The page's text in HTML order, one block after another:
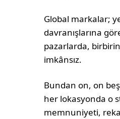
Global markalar;
davranışlarına
pazarlarda,
imkânsız.
Bundan on, on
her lokasyonda o
memnuniyeti,